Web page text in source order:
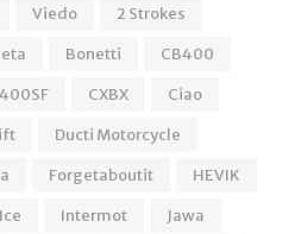
Viedo
2 Strokes
Bonetti
CB400
CXBX
Ciao
Ducti Motorcycle
Forgetaboutit
HEVIK
Ice Intermot
Jawa